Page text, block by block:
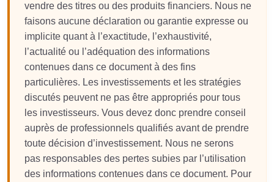
vendre des titres ou des produits financiers. Nous ne
faisons aucune déclaration ou garantie expresse ou
implicite quant à l’exactitude, l’exhaustivité,
l’actualité ou l’adéquation des informations
contenues dans ce document à des fins
particulières. Les investissements et les stratégies
discutés peuvent ne pas être appropriés pour tous
les investisseurs. Vous devez donc prendre conseil
auprès de professionnels qualifiés avant de prendre
toute décision d’investissement. Nous ne serons
pas responsables des pertes subies par l’utilisation
des informations contenues dans ce document. Pour